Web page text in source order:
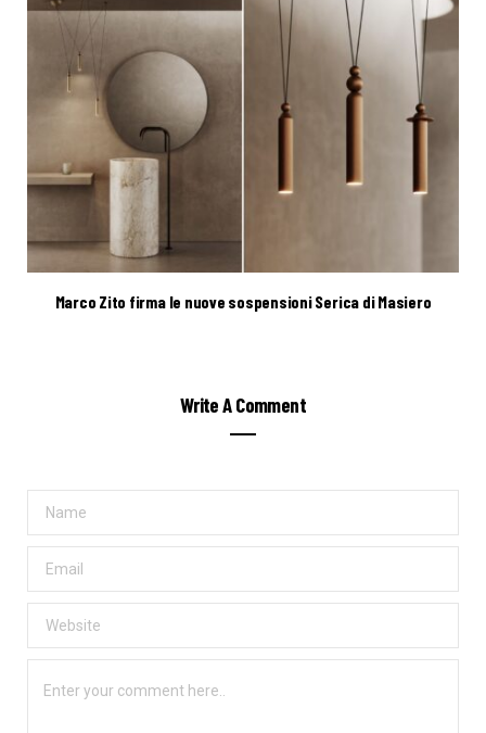
Marco Zito firma le nuove sospensioni Serica di Masiero
Write A Comment